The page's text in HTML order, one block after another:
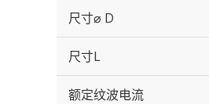
尺寸⌀ D
尺寸L
额定纹波电流